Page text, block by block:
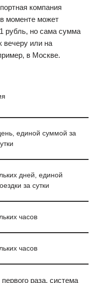
компания
моменте может
рубль, но сама сумма
вечеру или на
в Москве.
единой суммой за
дней, единой
за сутки
часов
часов
раза, система